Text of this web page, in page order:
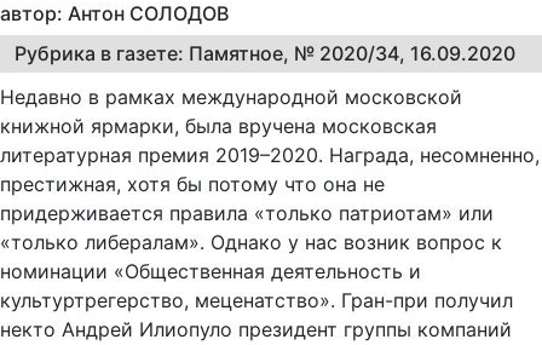
автор: Антон СОЛОДОВ
Рубрика в газете: Памятное, № 2020/34, 16.09.2020
Недавно в рамках международной московской
книжной ярмарки, была вручена московская
литературная премия 2019–2020. Награда, несомненно,
престижная, хотя бы потому что она не
придерживается правила «только патриотам» или
«только либералам». Однако у нас возник вопрос к
номинации «Общественная деятельность и
культуртрегерство, меценатство». Гран-при получил
некто Андрей Илиопуло президент группы компаний